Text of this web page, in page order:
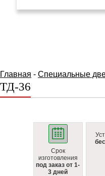
Главная - Специальные
ТД-36
Срок
изготовления
под заказ от 1-
3 дней